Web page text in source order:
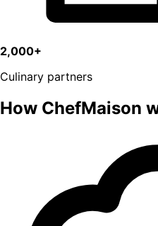
2,000+
Culinary partners
How ChefMaison